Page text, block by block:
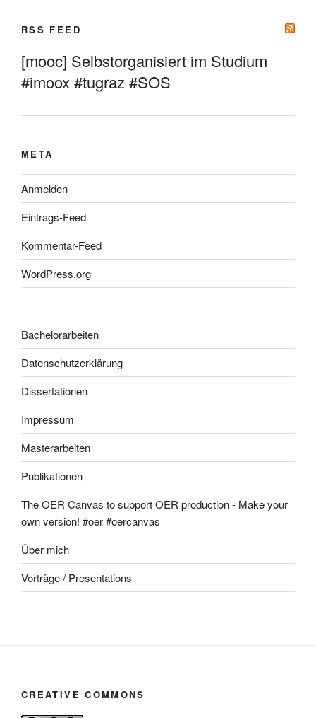
RSS FEED
[mooc] Selbstorganisiert im Studium
#imoox #tugraz #SOS
META
Anmelden
Eintrags-Feed
Kommentar-Feed
WordPress.org
Bachelorarbeiten
Datenschutzerklärung
Dissertationen
Impressum
Masterarbeiten
Publikationen
The OER Canvas to support OER production - Make your
own version! #oer #oercanvas
Über mich
Vorträge / Presentations
CREATIVE COMMONS